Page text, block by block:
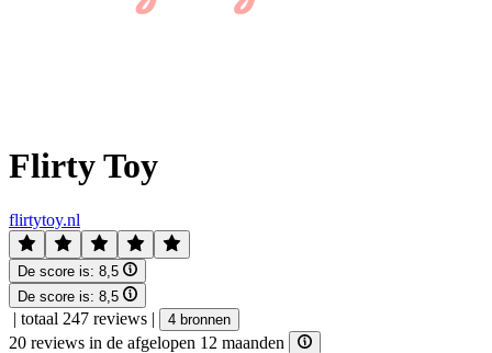
Flirty Toy
flirtytoy.nl
De score is: 8,5
De score is: 8,5
| totaal 247 reviews | 4 bronnen
20 reviews in de afgelopen 12 maanden